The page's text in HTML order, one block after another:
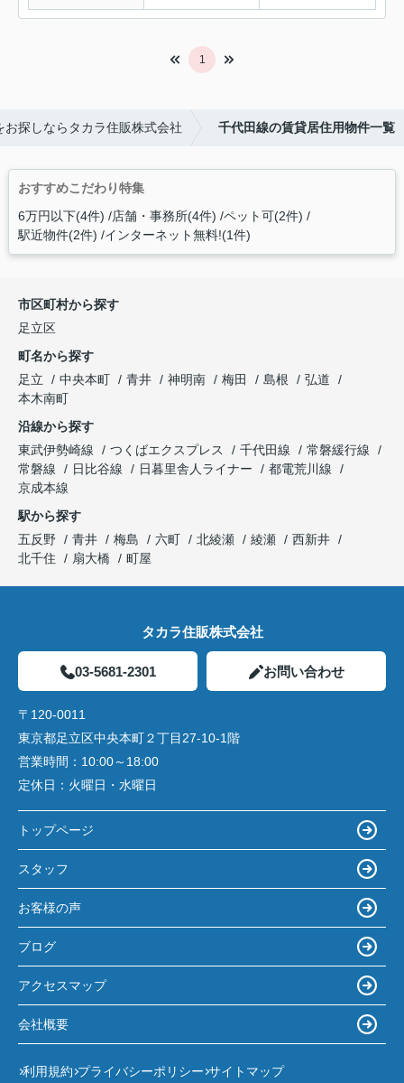
1
お探しならタカラ住販株式会社 千代田線の賃貸居住用物件一覧
おすすめこだわり特集
6万円以下(4件) 店舗・事務所(4件) ペット可(2件)
駅近物件(2件) インターネット無料!(1件)
市区町村から探す
足立区
町名から探す
足立
中央本町 青井 神明南 梅田 島根
弘道
本木南町
沿線から探す
東武伊勢崎線
つくばエクスプレス 千代田線
常磐緩行線
常磐線
日比谷線 日暮里舎人ライナー
都電荒川線
京成本線
駅から探す
五反野
青井 梅島 六町 北綾瀬 綾瀬
西新井
北千住
扇大橋 町屋
タカラ住販株式会社
03-5681-2301 お問い合わせ
〒120-0011
東京都足立区中央本町２丁目27-10-1階
営業時間： 10:00～18:00
定休日： 火曜日・水曜日
トップページ
スタッフ
お客様の声
ブログ
アクセスマップ
会社概要
利用規約 プライバシーポリシー サイトマップ